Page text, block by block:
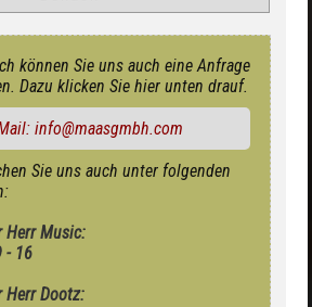
können Sie uns auch eine Anfrage
Dazu klicken Sie hier unten drauf.
info@maasgmbh.com
Sie uns auch unter folgenden
Herr Music:
- 16
Herr Dootz: